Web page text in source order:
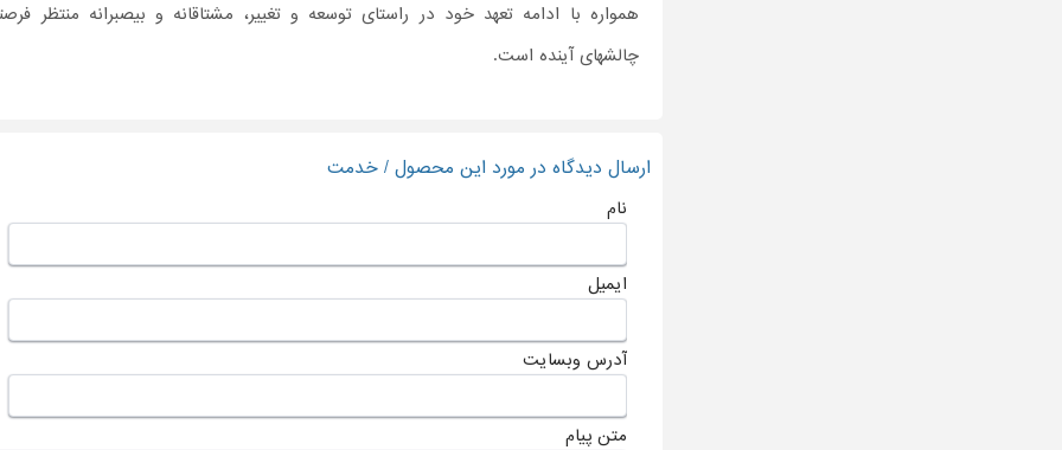
همواره با ادامه تعهد خود در راستای توسعه و تغییر، مشتاقانه و بیصبرانه منتظر
چالشهای آینده است.
ارسال دیدگاه در مورد این محصول / خدمت
نام
ایمیل
آدرس وبسایت
متن پیام